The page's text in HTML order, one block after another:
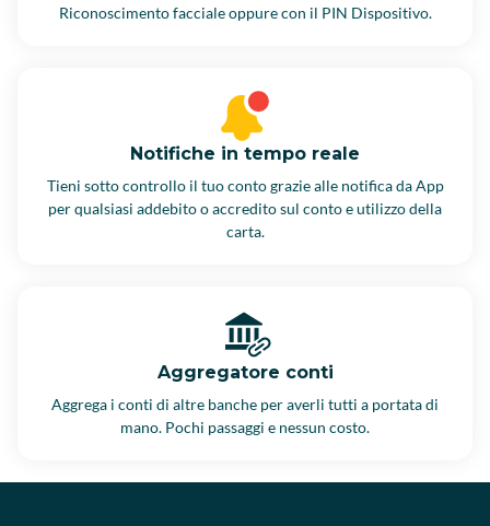
Riconoscimento facciale oppure con il PIN Dispositivo.
Notifiche in tempo reale
Tieni sotto controllo il tuo conto grazie alle notifica da App
per qualsiasi addebito o accredito sul conto e utilizzo della
carta.
Aggregatore conti
Aggrega i conti di altre banche per averli tutti a portata di
mano. Pochi passaggi e nessun costo.